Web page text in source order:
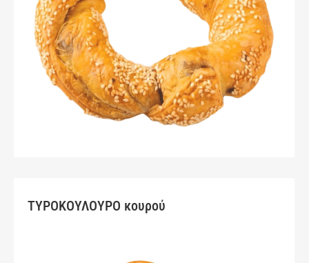
ΤΥΡΟΚΟΥΛΟΥΡΟ κουρού